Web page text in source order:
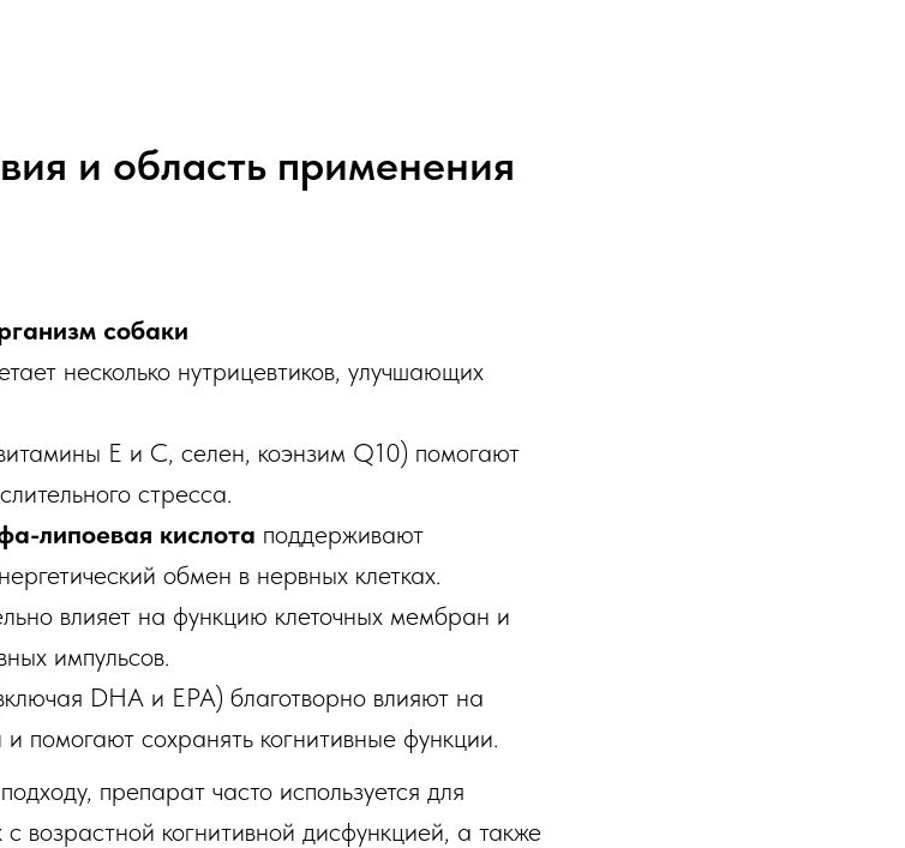
и область применения
собаки
несколько нутрицевтиков, улучшающих
E и C, селен, коэнзим Q10) помогают
стресса.
липоевая кислота поддерживают
обмен в нервных клетках.
влияет на функцию клеточных мембран и
импульсов.
DHA и EPA) благотворно влияют на
помогают сохранять когнитивные функции.
препарат часто используется для
возрастной когнитивной дисфункцией, а также